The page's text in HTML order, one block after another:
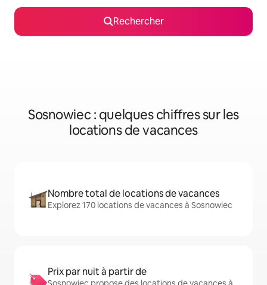
Rechercher
Sosnowiec : quelques chiffres sur les
locations de vacances
Nombre total de locations de vacances
Explorez 170 locations de vacances à Sosnowiec
Prix par nuit à partir de